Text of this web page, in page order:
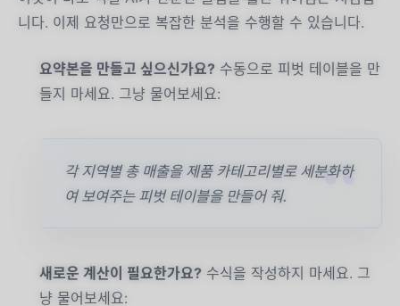
니다. 이제 요청만으로 복잡한 분석을 수행할 수 있습니다.
요약본을 만들고 싶으신가요? 수동으로 피벗 테이블을 만
들지 마세요. 그냥 물어보세요:
각 지역별 총 매출을 제품 카테고리별로 세분화하
여 보여주는 피벗 테이블을 만들어 줘.
새로운 계산이 필요한가요? 수식을 작성하지 마세요. 그
냥 물어보세요: